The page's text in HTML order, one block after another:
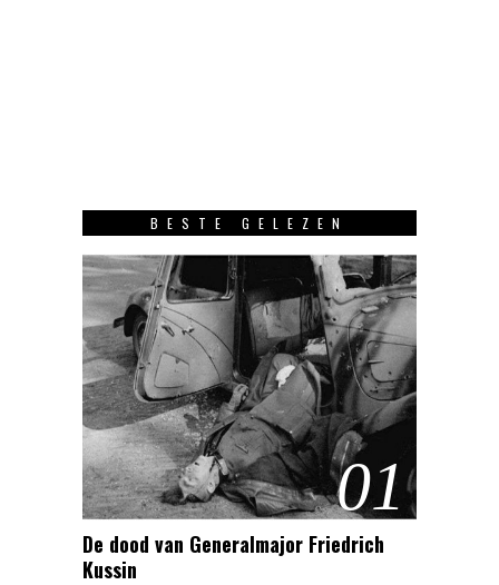
BESTE GELEZEN
01
De dood van Generalmajor Friedrich
Kussin